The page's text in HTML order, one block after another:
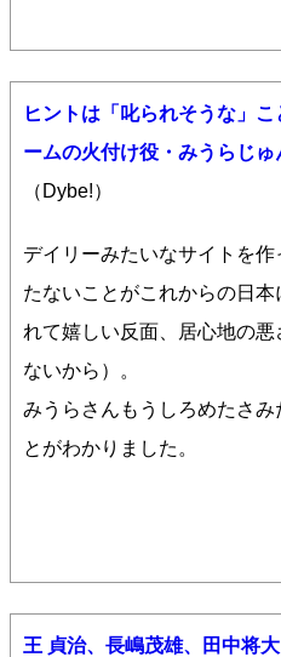
ヒントは「叱られそうな」
ームの火付け役・みうらじ
（Dybe!）
デイリーみたいなサイトを
たないことがこれからの日
れて嬉しい反面、居心地の
ないから）。
みうらさんもうしろめたさ
とがわかりました。
王 貞治、長嶋茂雄、田中将